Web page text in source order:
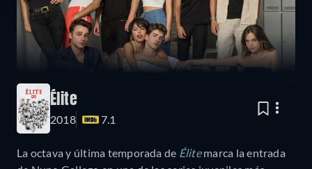
Élite
2018 7.1
La octava y última temporada de Élitemarca la entrada